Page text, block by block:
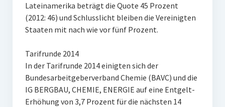
Lateinamerika beträgt die Quote 45 Prozent
(2012: 46) und Schlusslicht bleiben die Vereinigten
Staaten mit nach wie vor fünf Prozent.
Tarifrunde 2014
In der Tarifrunde 2014 einigten sich der
Bundesarbeitgeberverband Chemie (BAVC) und die
IG BERGBAU, CHEMIE, ENERGIE auf eine Entgelt-
Erhöhung von 3,7 Prozent für die nächsten 14